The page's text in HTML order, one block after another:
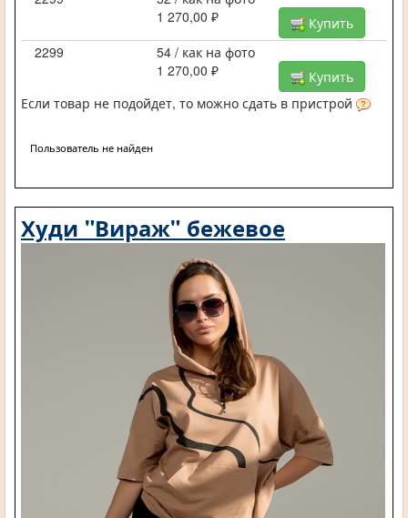
1 270,00 ₽
Купить
2299
54 / как на фото
1 270,00 ₽
Купить
Если товар не подойдет, то можно сдать в пристрой
Пользователь не найден
Худи "Вираж" бежевое